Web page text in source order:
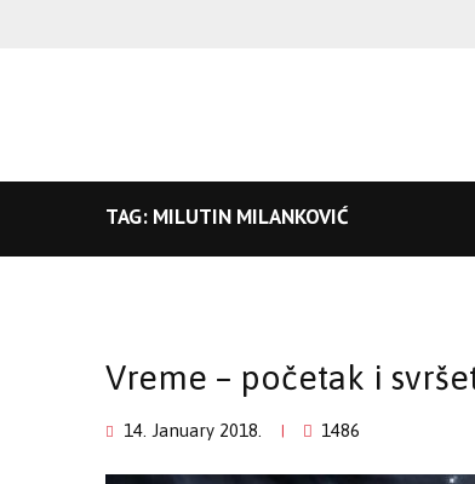
TAG: MILUTIN MILANKOVIĆ
Vreme – početak i
14. January 2018. 1486